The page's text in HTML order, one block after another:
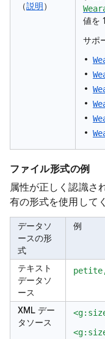
（説明）
値を
サポ
ファイル形式の例
属性が正しく認識さ
有の形式を使用して
データソ
ースの形
式
例
テキスト
データソ
ース
XML デー
タソース